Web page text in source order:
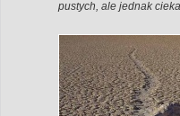
pustych, ale jednak